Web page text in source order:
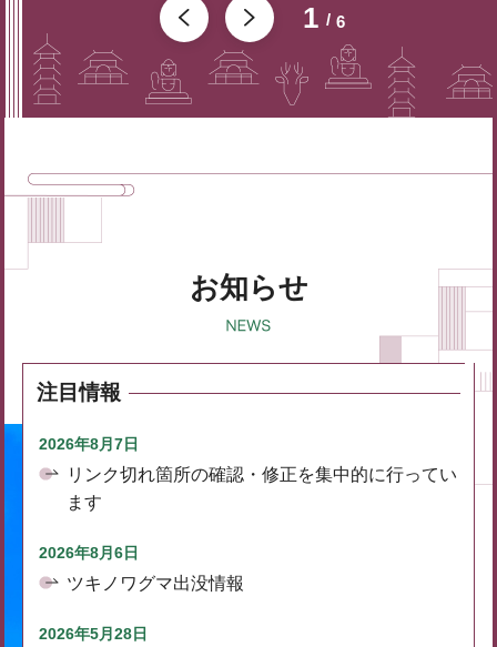
1 6
お知らせ
注目情報
2026年8月7日
リンク切れ箇所の確認・修正を集中的に行ってい
ます
2026年8月6日
ツキノワグマ出没情報
2026年5月28日